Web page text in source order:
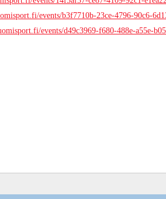
events/b3f7710b-23ce-4796-90c6-
events/d49c3969-f680-488e-a55e-